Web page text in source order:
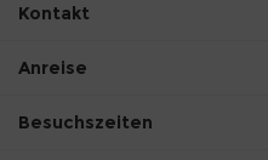
Kontakt
Anreise
Besuchszeiten